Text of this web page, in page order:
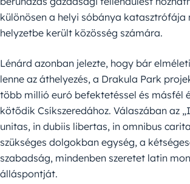
különösen a helyi sóbánya katasztrófája
helyzetbe került közösség számára.
Lénárd azonban jelezte, hogy bár
lenne az áthelyezés, a Drakula Park
több millió euró befektetéssel és másfél
kötődik Csíkszeredához. Válaszában az
unitas, in dubiis libertas, in omnibus
szükséges dolgokban egység, a
szabadság, mindenben szeretet latin
álláspontját.